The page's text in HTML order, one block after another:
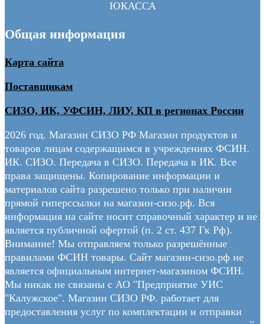
Общая информация
Карта сайта
Поставщикам
СИЗО, ИК, УФСИН, ЛИУ, КП в регионах России
2026 год. Магазин СИЗО РФ Магазин продуктов и
товаров лицам содержащимся в учреждениях ФСИН.
ИК. СИЗО. Передача в СИЗО. Передача в ИК. Все
права защищены. Копирование информации и
материалов сайта разрешено только при наличии
прямой гиперссылки на магазин-сизо.рф. Вся
информация на сайте носит справочный характер и не
является публичной офертой (п. 2 ст. 437 Гк Рф).
Внимание! Мы отправляем только разрешённые
правилами ФСИН товары. Сайт магазин-сизо.рф не
является официальным интернет-магазином ФСИН.
Мы никак не связаны с АО "Предприятие УИС
"Калужское". Магазин СИЗО РФ. работает для
предоставления услуг по комплектации и отправки